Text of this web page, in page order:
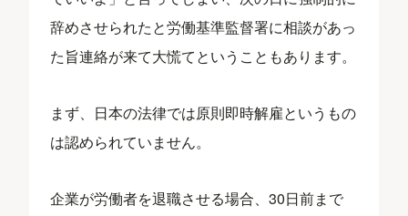
辞めさせられたと労働基準監督署に相談があっ
た旨連絡が来て大慌てということもあります。
まず、日本の法律では原則即時解雇というもの
は認められていません。
企業が労働者を退職させる場合、30日前まで